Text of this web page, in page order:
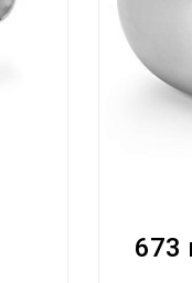
673